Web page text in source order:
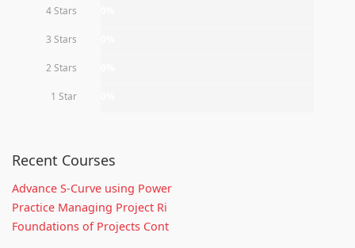
4 Stars
3 Stars
2 Stars
1 Star
Recent Courses
Advance S-Curve using Power
Practice Managing Project Ri
Foundations of Projects Cont